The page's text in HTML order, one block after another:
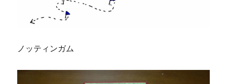
（Going,
ゲ
ノッティンガム